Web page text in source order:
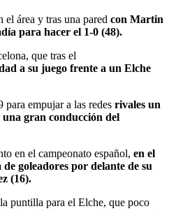
el área y tras una pared con Martin
para hacer el 1-0 (48).
que tras el
a su juego frente a un Elche
empujar a las redes rivales un
gran conducción del
en el campeonato español, en el
goleadores por delante de su
(16).
puntilla para el Elche, que poco